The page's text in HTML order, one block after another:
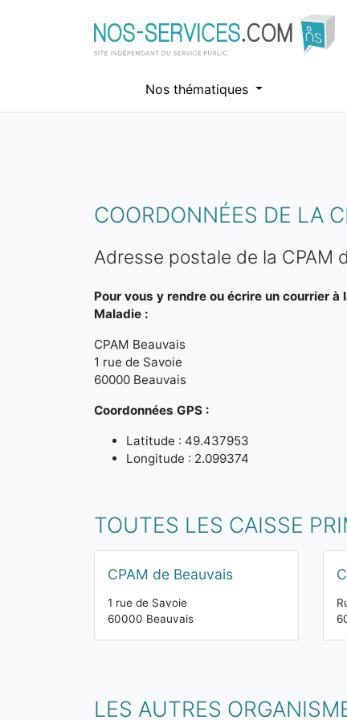
Nos thématiques
COORDONNÉES DE LA
Adresse postale de la CPAM
Pour vous y rendre ou écrire un courrier
Maladie :
CPAM Beauvais
1 rue de Savoie
60000 Beauvais
Coordonnées GPS :
Latitude : 49.437953
Longitude : 2.099374
TOUTES LES CAISSE
CPAM de Beauvais
1 rue de Savoie
60000 Beauvais
LES AUTRES